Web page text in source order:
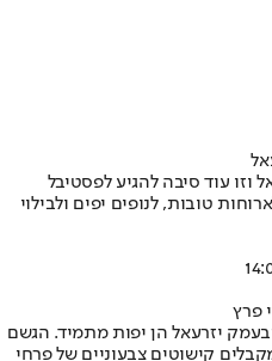
עוד סיבה להגיע לפסטיבל
טובות, לנופים יפים ולבילוי
פרץ
יזרעאל הן יפות מתמיד. הגשם
קישוטים צבעוניים של פרחי